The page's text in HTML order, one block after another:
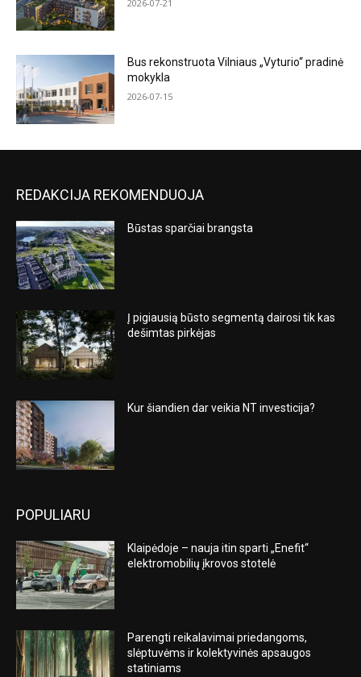
2026-07-21
Bus rekonstruota Vilniaus „Vyturio“ pradinė
mokykla
2026-07-15
REDAKCIJA REKOMENDUOJA
Būstas sparčiai brangsta
Į pigiausią būsto segmentą dairosi tik kas
dešimtas pirkėjas
Kur šiandien dar veikia NT investicija?
POPULIARU
Klaipėdoje – nauja itin sparti „Enefit“
elektromobilių įkrovos stotelė
Parengti reikalavimai priedangoms,
slėptuvėms ir kolektyvinės apsaugos
statiniams